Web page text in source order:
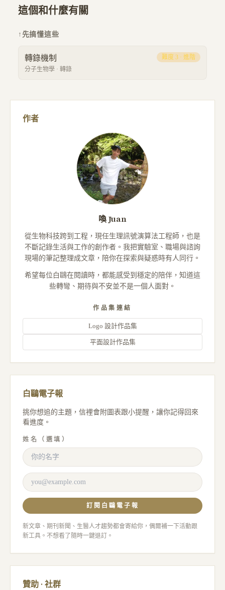
這個和什麼有關
↑ 先搞懂這些
轉錄機制
分子生物學 · 轉錄
難度 3 · 進階
作者
喚 Juan
從生物科技跨到工程，現任生理訊號演算法工程師，也是
不斷記錄生活與工作的創作者。我把實驗室、職場與諮詢
現場的筆記整理成文章，陪你在探索與疑惑時有人同行。
希望每位白鷗在閱讀時，都能感受到穩定的陪伴，知道這
些轉彎、期待與不安並不是一個人面對。
作品集連結
Logo 設計作品集
平面設計作品集
白鷗電子報
挑你想追的主題，信裡會附圖表跟小提醒，讓你記得回來
看進度。
姓名（選填）
訂閱白鷗電子報
新文章、期刊新聞、生醫人才趨勢都會寄給你，偶爾補一下活動跟
新工具。不想看了隨時一鍵退訂。
贊助 · 社群